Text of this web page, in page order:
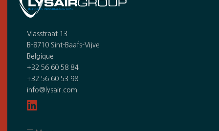
Vlasstraat 13
B-8710 Sint-Baafs-Vijve
Belgique
+32 56 60 58 84
+32 56 60 53 98
info@lysair.com